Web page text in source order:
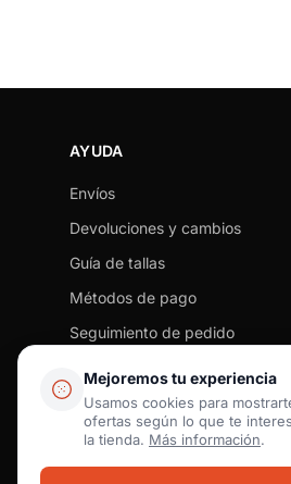
Mejoremos tu experiencia
Usamos cookies para
ofertas según lo que te
la tienda. Más información.
AYUDA
Envíos
Devoluciones y cambios
Guía de tallas
Métodos de pago
Seguimiento de pedido
Tiendas físicas
Contacto